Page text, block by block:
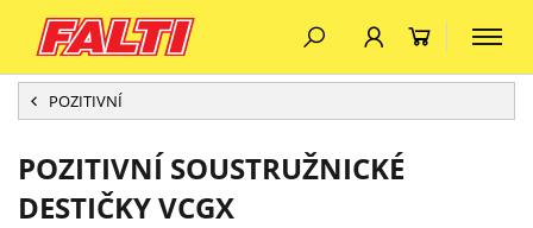
POZITIVNÍ
POZITIVNÍ SOUSTRUŽNICKÉ
DESTIČKY VCGX